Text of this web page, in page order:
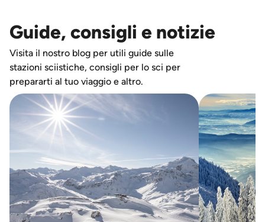
Guide, consigli e notizie
Visita il nostro blog per utili guide sulle
stazioni sciistiche, consigli per lo sci per
prepararti al tuo viaggio e altro.